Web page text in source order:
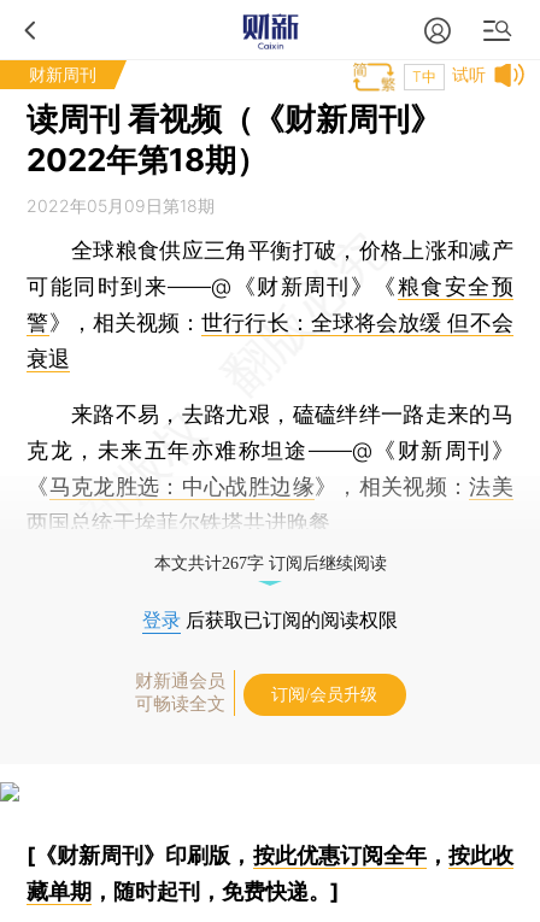
财新周刊 试听
T中
读周刊 看视频（《财新周刊》
2022年第18期）
2022年05月09日第18期
全球粮食供应三角平衡打破，价格上涨和减产
可能同时到来——@《财新周刊》《粮食安全预
警》，相关视频：世行行长：全球将会放缓 但不会
衰退
来路不易，去路尤艰，磕磕绊绊一路走来的马
克龙，未来五年亦难称坦途——@《财新周刊》
《马克龙胜选：中心战胜边缘》，相关视频：法美
两国总统于埃菲尔铁塔共进晚餐
本文共计267字 订阅后继续阅读
登录 后获取已订阅的阅读权限
财新通会员
可畅读全文
订阅/会员升级
[《财新周刊》印刷版， 按此优惠订阅全年， 按此收
藏单期 ，随时起刊，免费快递。]